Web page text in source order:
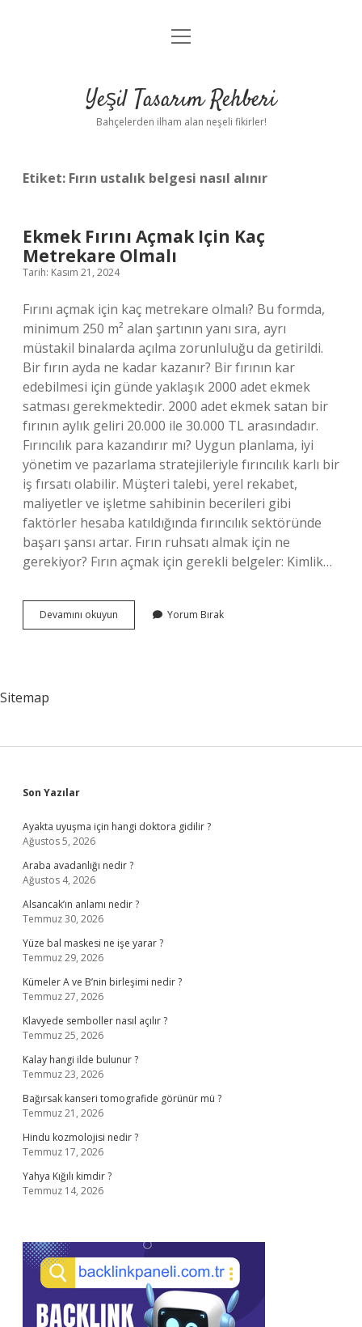
Anasayfa
Yasal Uyarı
menüyü
Yeşil Tasarım Rehberi
Bahçelerden ilham alan neşeli fikirler!
Etiket: Fırın ustalık belgesi nasıl alınır
Ekmek Fırını Açmak Için Kaç
Metrekare Olmalı
Tarih: Kasım 21, 2024
Fırını açmak için kaç metrekare olmalı? Bu formda,
minimum 250 m² alan şartının yanı sıra, ayrı
müstakil binalarda açılma zorunluluğu da getirildi.
Bir fırın ayda ne kadar kazanır? Bir fırının kar
edebilmesi için günde yaklaşık 2000 adet ekmek
satması gerekmektedir. 2000 adet ekmek satan bir
fırının aylık geliri 20.000 ile 30.000 TL arasındadır.
Fırıncılık para kazandırır mı? Uygun planlama, iyi
yönetim ve pazarlama stratejileriyle fırıncılık karlı bir
iş fırsatı olabilir. Müşteri talebi, yerel rekabet,
maliyetler ve işletme sahibinin becerileri gibi
faktörler hesaba katıldığında fırıncılık sektöründe
başarı şansı artar. Fırın ruhsatı almak için ne
gerekiyor? Fırın açmak için gerekli belgeler: Kimlik…
Devamını okuyun
Fırını
Yorum Bırak
Sitemap
Sidebar
Son Yazılar
Ayakta uyuşma için hangi doktora gidilir ?
Ağustos 5, 2026
Araba avadanlığı nedir ?
Ağustos 4, 2026
Alsancak’ın anlamı nedir ?
Temmuz 30, 2026
Yüze bal maskesi ne işe yarar ?
Temmuz 29, 2026
Kümeler A ve B’nin birleşimi nedir ?
Temmuz 27, 2026
Klavyede semboller nasıl açılır ?
Temmuz 25, 2026
Kalay hangi ilde bulunur ?
Temmuz 23, 2026
Bağırsak kanseri tomografide görünür mü ?
Temmuz 21, 2026
Hindu kozmolojisi nedir ?
Temmuz 17, 2026
Yahya Kığılı kimdir ?
Temmuz 14, 2026